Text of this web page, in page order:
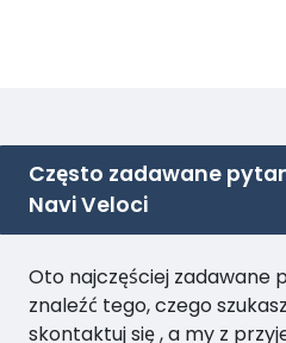
Często zadawane
Navi Veloci
Oto najczęściej zadawane
znaleźć tego, czego
skontaktuj się , a my z